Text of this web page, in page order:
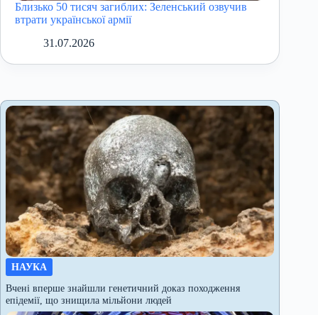
Близько 50 тисяч загиблих: Зеленський озвучив
втрати української армії
31.07.2026
НАУКА
Вчені вперше знайшли генетичний доказ походження
епідемії, що знищила мільйони людей